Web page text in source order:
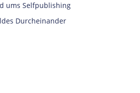
ums Selfpublishing
Durcheinander